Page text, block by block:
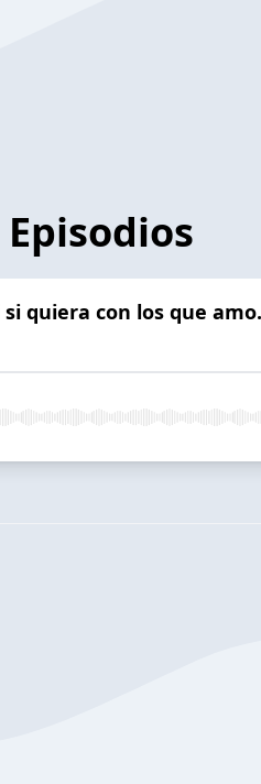
Episodios
quiera con los que amo.